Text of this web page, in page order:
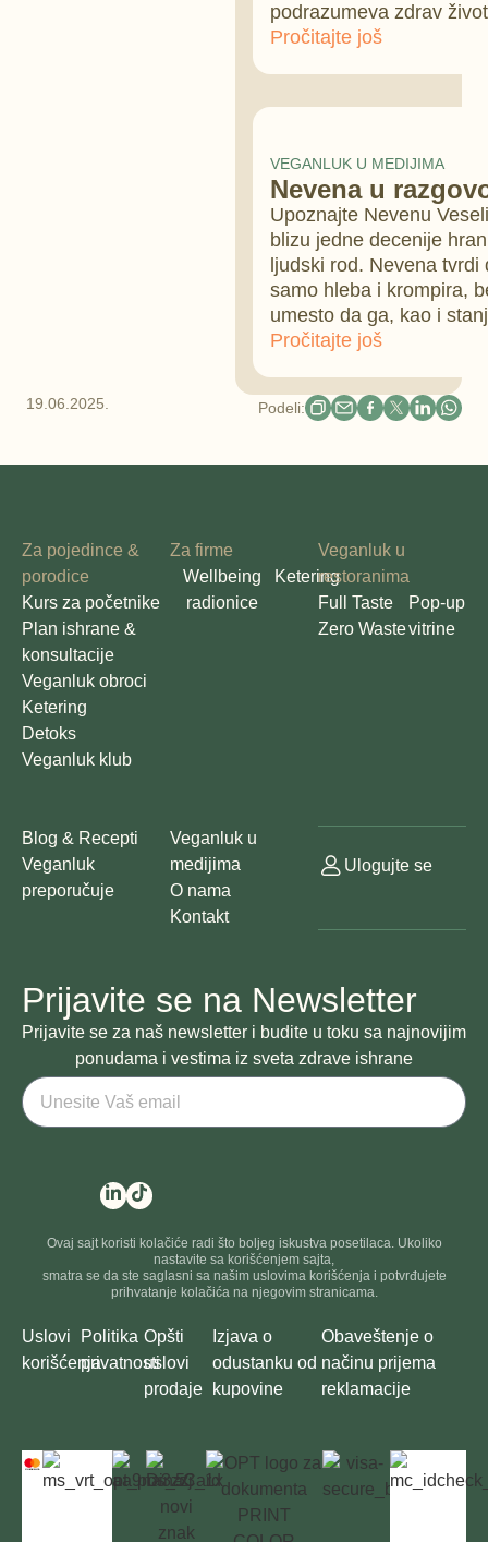
podrazumeva zdrav
Pročitajte još
VEGANLUK U MEDIJIMA
Nevena u
Upoznajte Nevenu
blizu jedne decenije
ljudski rod. Nevena
samo hleba i krompira,
umesto da ga, kao i
Pročitajte još
19.06.2025. Podeli:
Za pojedince &
porodice
Kurs za početnike
Plan ishrane &
konsultacije
Veganluk obroci
Ketering
Detoks
Veganluk klub
Za firme
Wellbeing
radionice
Ketering
Veganluk u
restoranima
Full Taste
Zero Waste
Pop-up
vitrine
Blog & Recepti
Veganluk
preporučuje
Veganluk u
medijima
O nama
Kontakt
Ulogujte se
Prijavite se na Newsletter
Prijavite se za naš newsletter i budite u toku sa najnovijim
ponudama i vestima iz sveta zdrave ishrane
Ovaj sajt koristi kolačiće radi što boljeg iskustva posetilaca. Ukoliko
nastavite sa korišćenjem sajta,
smatra se da ste saglasni sa našim uslovima korišćenja i potvrđujete
prihvatanje kolačića na njegovim stranicama.
Uslovi
korišćenja
Politika
privatnosti
Opšti
uslovi
prodaje
Izjava o
odustanku od
kupovine
Obaveštenje o
načinu prijema
reklamacije